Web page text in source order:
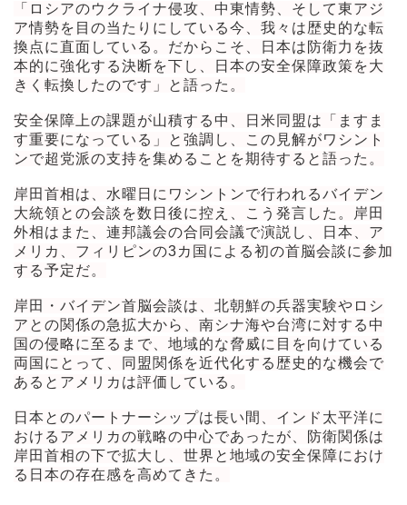
「ロシアのウクライナ侵攻、中東情勢、そして東アジ
ア情勢を目の当たりにしている今、我々は歴史的な転
換点に直面している。だからこそ、日本は防衛力を抜
本的に強化する決断を下し、日本の安全保障政策を大
きく転換したのです」と語った。
安全保障上の課題が山積する中、日米同盟は「ますま
す重要になっている」と強調し、この見解がワシント
ンで超党派の支持を集めることを期待すると語った。
岸田首相は、水曜日にワシントンで行われるバイデン
大統領との会談を数日後に控え、こう発言した。岸田
外相はまた、連邦議会の合同会議で演説し、日本、ア
メリカ、フィリピンの3カ国による初の首脳会談に参加
する予定だ。
岸田・バイデン首脳会談は、北朝鮮の兵器実験やロシ
アとの関係の急拡大から、南シナ海や台湾に対する中
国の侵略に至るまで、地域的な脅威に目を向けている
両国にとって、同盟関係を近代化する歴史的な機会で
あるとアメリカは評価している。
日本とのパートナーシップは長い間、インド太平洋に
おけるアメリカの戦略の中心であったが、防衛関係は
岸田首相の下で拡大し、世界と地域の安全保障におけ
る日本の存在感を高めてきた。